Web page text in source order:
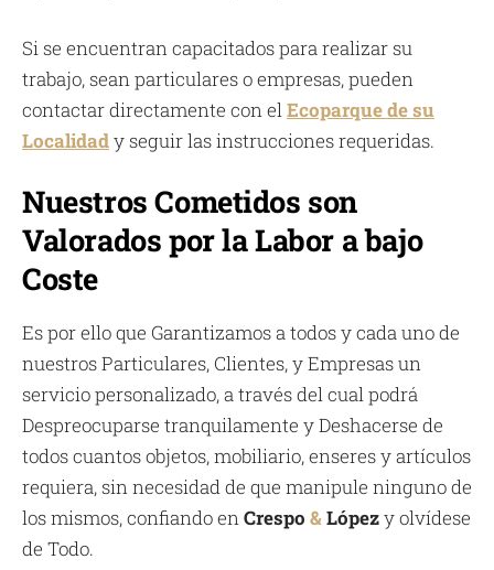
Si se encuentran capacitados para realizar su
trabajo, sean particulares o empresas, pueden
contactar directamente con elEcoparque de su
Localidady seguir las instrucciones requeridas.
Nuestros Cometidos son
Valorados por la Labor a bajo
Coste
Es por ello que Garantizamos a todos y cada uno de
nuestros Particulares, Clientes, y Empresas un
servicio personalizado, a través del cual podrá
Despreocuparse tranquilamente y Deshacerse de
todos cuantos objetos, mobiliario, enseres y artículos
requiera, sin necesidad de que manipule ninguno de
los mismos, confiando enCrespo &Lópezy olvídese
de Todo.